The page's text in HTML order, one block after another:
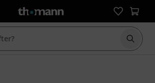
Börja